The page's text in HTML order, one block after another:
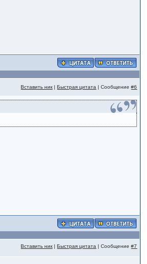
Вставить ник |Быстрая цитата | Сообщение#6
Вставить ник |Быстрая цитата | Сообщение#7